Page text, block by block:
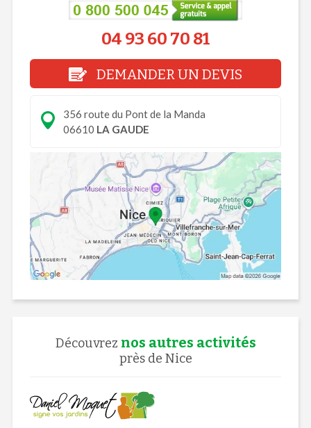
04 93 60 70 81
DEMANDER UN DEVIS
356 route du Pont de la Manda
06610 LA GAUDE
Découvrez nos autres activités
près de Nice